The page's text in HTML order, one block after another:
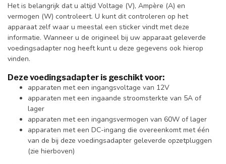
Het is belangrijk dat u altijd Voltage (V), Ampère (A) en
vermogen (W) controleert. U kunt dit controleren op het
apparaat zelf waar u meestal een sticker vindt met deze
informatie. Wanneer u de origineel bij uw apparaat geleverde
voedingsadapter nog heeft kunt u deze gegevens ook hierop
vinden.
Deze voedingsadapter is geschikt voor:
apparaten met een ingangsvoltage van 12V
apparaten met een ingaande stroomsterkte van 5A of
lager
apparaten met een ingangsvermogen van 60W of lager
apparaten met een DC-ingang die overeenkomt met één
van de bij deze voedingsadapter geleverde opzetpluggen
(zie hierboven)